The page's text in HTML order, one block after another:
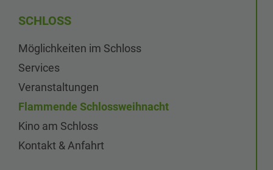
Services
Veranstaltungen
Flammende Schlossweihnacht
Kino am Schloss
Kontakt & Anfahrt